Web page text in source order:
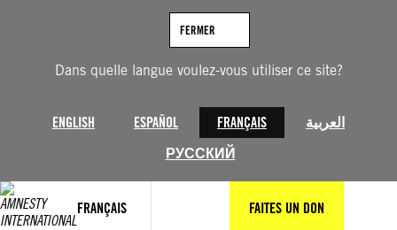
Dans quelle langue voulez-vous utiliser ce site?
ENGLISH ESPAÑOL FRANÇAIS
العربية
РУССКИЙ
FERMER
FRANÇAIS FAITES UN DON